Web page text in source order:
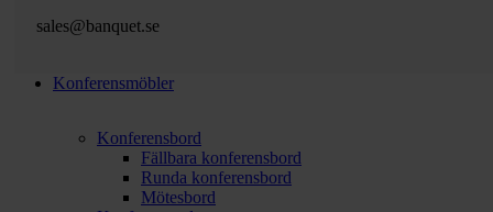
sales@banquet.se
Konferensmöbler
Konferensbord
Fällbara konferensbord
Runda konferensbord
Mötesbord